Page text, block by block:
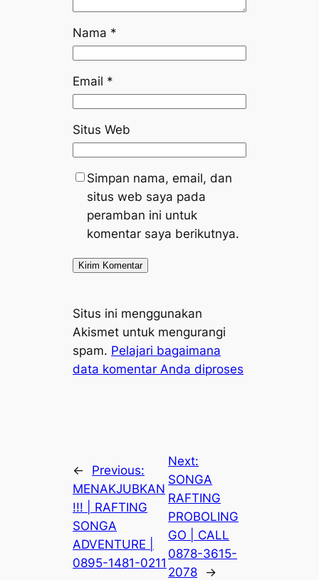
Nama *
Email *
Situs Web
Simpan nama, email, dan
situs web saya pada
peramban ini untuk
komentar saya berikutnya.
Situs ini menggunakan
Akismet untuk mengurangi
spam. Pelajari bagaimana
data komentar Anda diproses
←
Previous:
MENAKJUBKAN
!!! | RAFTING
SONGA
ADVENTURE |
0895-1481-0211
Next:
SONGA
RAFTING
PROBOLING
GO | CALL
0878-3615-
2078
→